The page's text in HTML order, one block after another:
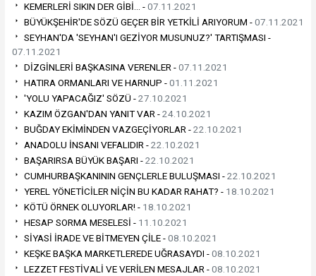
KEMERLERİ SIKIN DER GİBİ… -07.11.2021
BÜYÜKŞEHİR'DE SÖZÜ GEÇER BİR YETKİLİ ARIYORUM -07.11.2021
SEYHAN'DA 'SEYHAN'I GEZİYOR MUSUNUZ?' TARTIŞMASI -
07.11.2021
DİZGİNLERİ BAŞKASINA VERENLER -07.11.2021
HATIRA ORMANLARI VE HARNUP -01.11.2021
'YOLU YAPACAĞIZ' SÖZÜ -27.10.2021
KAZIM ÖZGAN'DAN YANIT VAR -24.10.2021
BUĞDAY EKİMİNDEN VAZGEÇİYORLAR -22.10.2021
ANADOLU İNSANI VEFALIDIR -22.10.2021
BAŞARIRSA BÜYÜK BAŞARI -22.10.2021
CUMHURBAŞKANININ GENÇLERLE BULUŞMASI -22.10.2021
YEREL YÖNETİCİLER NİÇİN BU KADAR RAHAT? - 18.10.2021
KÖTÜ ÖRNEK OLUYORLAR! - 18.10.2021
HESAP SORMA MESELESİ - 11.10.2021
SİYASİ İRADE VE BİTMEYEN ÇİLE -08.10.2021
KEŞKE BAŞKA MARKETLEREDE UĞRASAYDI -08.10.2021
LEZZET FESTİVALİ VE VERİLEN MESAJLAR -08.10.2021